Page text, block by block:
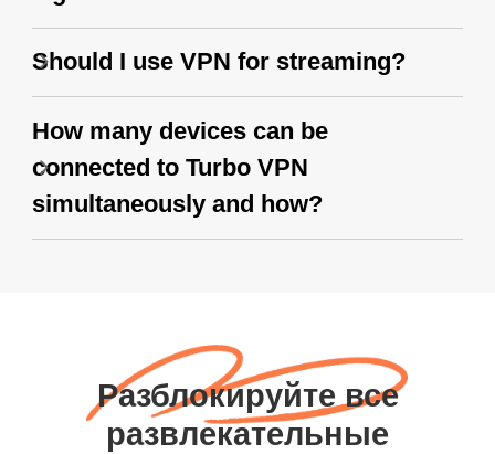
Should I use VPN for streaming?
How many devices can be
connected to Turbo VPN
simultaneously and how?
Разблокируйте все
развлекательные